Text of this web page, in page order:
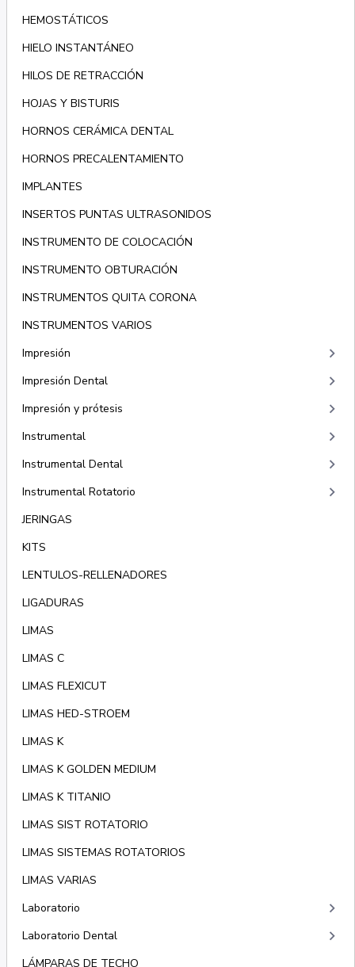
HEMOSTÁTICOS
HIELO INSTANTÁNEO
HILOS DE RETRACCIÓN
HOJAS Y BISTURIS
HORNOS CERÁMICA DENTAL
HORNOS PRECALENTAMIENTO
IMPLANTES
INSERTOS PUNTAS ULTRASONIDOS
INSTRUMENTO DE COLOCACIÓN
INSTRUMENTO OBTURACIÓN
INSTRUMENTOS QUITA CORONA
INSTRUMENTOS VARIOS
Impresión
keyboard_arrow_right
Impresión Dental keyboard_arrow_right
Impresión y prótesis keyboard_arrow_right
Instrumental keyboard_arrow_right
Instrumental Dental keyboard_arrow_right
Instrumental Rotatorio keyboard_arrow_right
JERINGAS
KITS
LENTULOS-RELLENADORES
LIGADURAS
LIMAS
LIMAS C
LIMAS FLEXICUT
LIMAS HED-STROEM
LIMAS K
LIMAS K GOLDEN MEDIUM
LIMAS K TITANIO
LIMAS SIST ROTATORIO
LIMAS SISTEMAS ROTATORIOS
LIMAS VARIAS
Laboratorio
keyboard_arrow_right
Laboratorio Dental keyboard_arrow_right
LÁMPARAS DE TECHO